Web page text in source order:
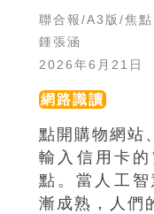
聯合報/A3版/焦點
鍾張涵
2026年6月21
網路識讀
點開購物網站
輸入信用卡
點。當人工
漸成熟，人們